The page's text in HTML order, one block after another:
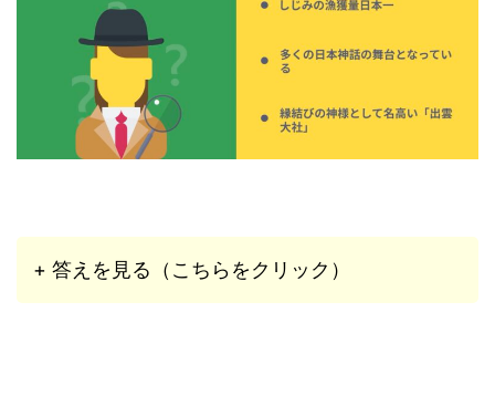
+ 答えを見る（こちらをクリック）